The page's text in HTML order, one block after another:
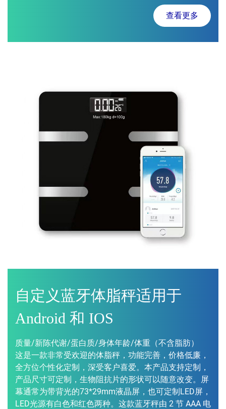
查看更多
自定义蓝牙体脂秤适用于
Android 和 IOS
质量/新陈代谢/蛋白质/身体年龄/体重（不含脂肪）
这是一款非常受欢迎的体脂秤，功能完善，价格低廉，
全方位个性化定制，深受客户喜爱。本产品支持定制，
产品尺寸可定制，生物阻抗片的形状可以随意改变。屏
幕通常为带背光的73*29mm液晶屏，也可定制LED屏，
LED光源有白色和红色两种。这款蓝牙秤由 2 节 AAA 电